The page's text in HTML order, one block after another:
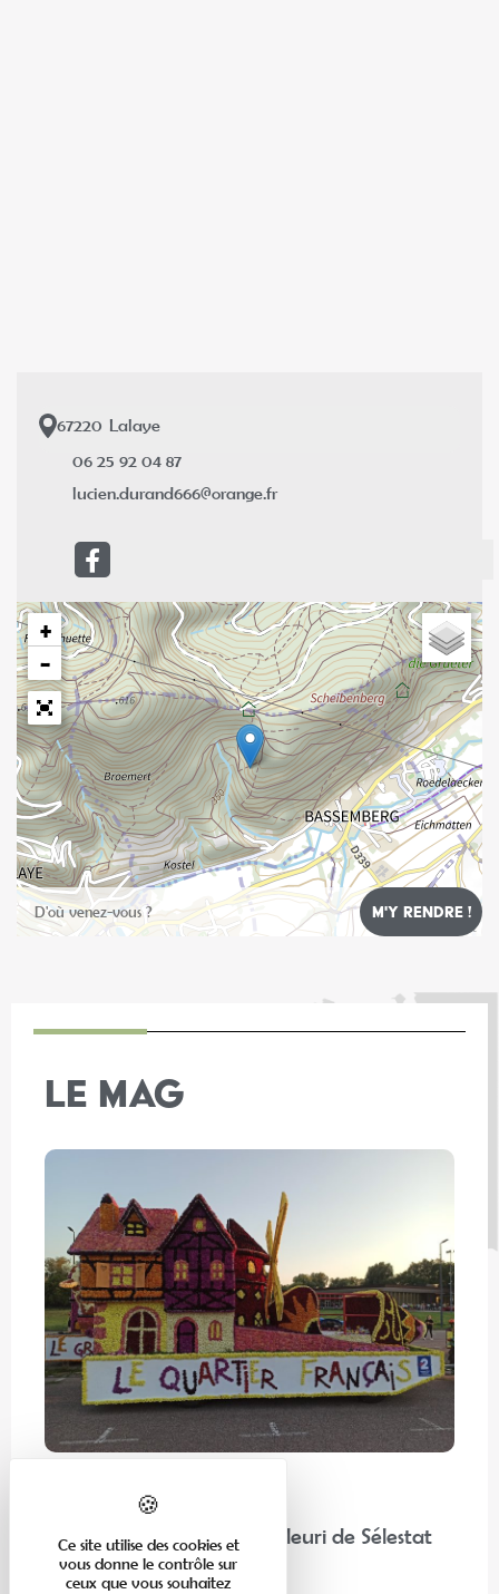
67220 Lalaye
06 25 92 04 87
lucien.durand666@orange.fr
+
−
Leaflet
LE MAG
“Chez nos voisins” : Corso Fleuri de Sélestat
Lire la suite
Ce site utilise des cookies et
vous donne le contrôle sur
ceux que vous souhaitez